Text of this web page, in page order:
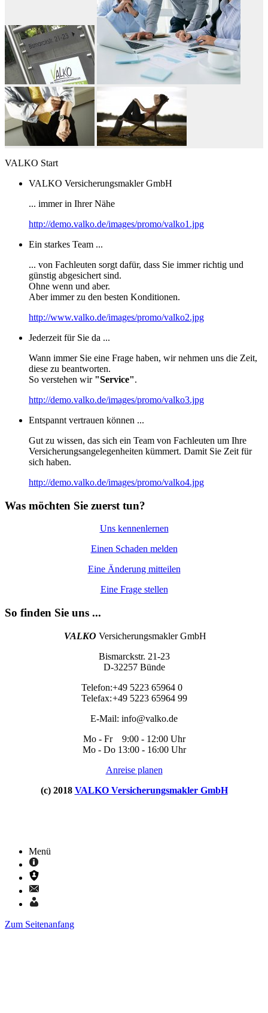
VALKO Start
VALKO Versicherungsmakler GmbH
... immer in Ihrer Nähe
http://demo.valko.de/images/promo/valko1.jpg
Ein starkes Team ...
... von Fachleuten sorgt dafür, dass Sie immer richtig und
günstig abgesichert sind.
Ohne wenn und aber.
Aber immer zu den besten Konditionen.
http://www.valko.de/images/promo/valko2.jpg
Jederzeit für Sie da ...
Wann immer Sie eine Frage haben, wir nehmen uns die Zeit,
diese zu beantworten.
So verstehen wir "Service".
http://demo.valko.de/images/promo/valko3.jpg
Entspannt vertrauen können ...
Gut zu wissen, das sich ein Team von Fachleuten um Ihre
Versicherungsangelegenheiten kümmert. Damit Sie Zeit für
sich haben.
http://demo.valko.de/images/promo/valko4.jpg
Was möchten Sie zuerst tun?
Uns kennenlernen
Einen Schaden melden
Eine Änderung mitteilen
Eine Frage stellen
So finden Sie uns ...
VALKO Versicherungsmakler GmbH
Bismarckstr. 21-23
D-32257 Bünde
Telefon:+49 5223 65964 0
Telefax:+49 5223 65964 99
E-Mail: info@valko.de
Mo - Fr 9:00 - 12:00 Uhr
Mo - Do 13:00 - 16:00 Uhr
Anreise planen
(c) 2018 VALKO Versicherungsmakler GmbH
Menü
Zum Seitenanfang